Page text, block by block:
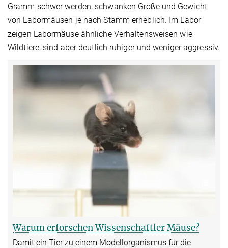
Gramm schwer werden, schwanken Größe und Gewicht
von Labormäusen je nach Stamm erheblich. Im Labor
zeigen Labormäuse ähnliche Verhaltensweisen wie
Wildtiere, sind aber deutlich ruhiger und weniger aggressiv.
Warum erforschen Wissenschaftler Mäuse?
Damit ein Tier zu einem Modellorganismus für die